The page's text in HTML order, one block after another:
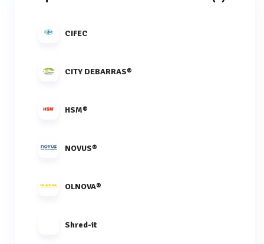
CIFEC
CITY DEBARRAS®
HSM®
NOVUS®
OLNOVA®
Shred-it